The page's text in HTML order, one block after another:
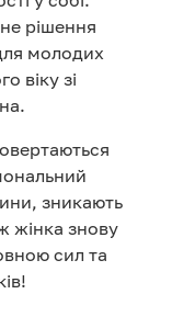
рішення
молодих
віку зі
зникають
жінка знову
сил та